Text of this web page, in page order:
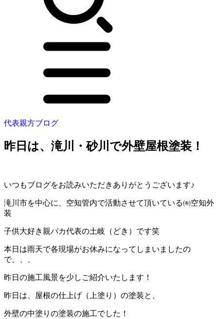
代表親方ブログ
昨日は、滝川・砂川で外壁屋根塗装！
いつもブログをお読みいただきありがとうございます♪
滝川市を中心に、空知管内で活動させて頂いている㈲空知外
装
子供大好き親バカ代表の土岐（どき）です笑
本日は雨天で各現場がお休みになってしまいましたの
で、、、
昨日の施工風景を少しご紹介いたします！
昨日は、屋根の仕上げ（上塗り）の塗装と、
外壁の中塗りの塗装の施工でした！